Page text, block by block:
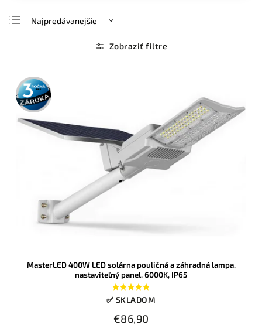
Najpredávanejšie
Najlacnejšie
Najdrahšie
Abecedne
3 roky
záruka
MasterLED 400W LED solárna pouličná a záhradná lampa,
nastaviteľný panel, 6000K, IP65
✅ SKLADOM
€86,90